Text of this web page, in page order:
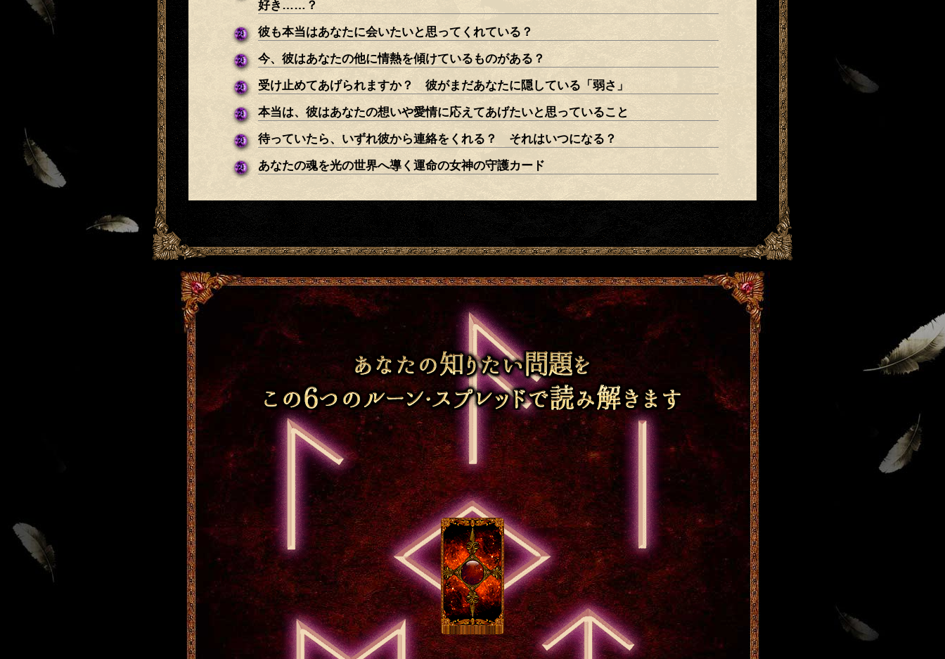
好き……？
彼も本当はあなたに会いたいと思ってくれている？
今、彼はあなたの他に情熱を傾けているものがある？
受け止めてあげられますか？ 彼がまだあなたに隠している「弱さ」
本当は、彼はあなたの想いや愛情に応えてあげたいと思っていること
待っていたら、いずれ彼から連絡をくれる？ それはいつになる？
あなたの魂を光の世界へ導く運命の女神の守護カード